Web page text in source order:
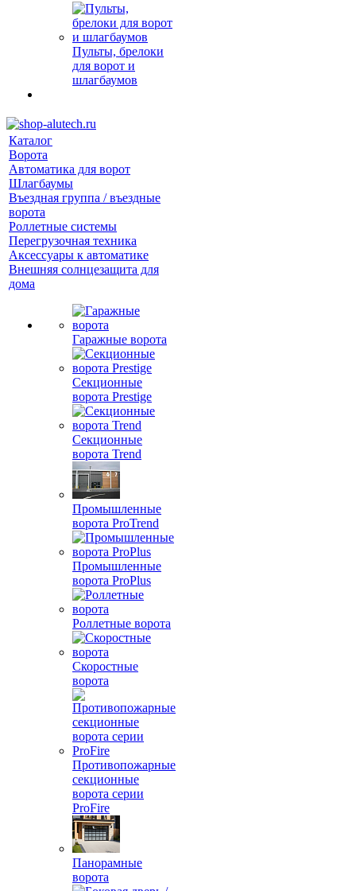
Пульты, брелоки
для ворот и
шлагбаумов
Каталог
Ворота
Автоматика для ворот
Шлагбаумы
Въездная группа / въездные
ворота
Роллетные системы
Перегрузочная техника
Аксессуары к автоматике
Внешняя солнцезащита для
дома
Гаражные ворота
Секционные
ворота Prestige
Секционные
ворота Trend
Промышленные
ворота ProTrend
Промышленные
ворота ProPlus
Роллетные ворота
Скоростные
ворота
Противопожарные
секционные
ворота серии
ProFire
Панорамные
ворота